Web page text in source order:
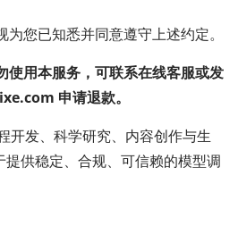
您已知悉并同意遵守上述约定。
使用本服务，可联系在线客服或发
申请退款。
开发、科学研究、内容创作与生
供稳定、合规、可信赖的模型调